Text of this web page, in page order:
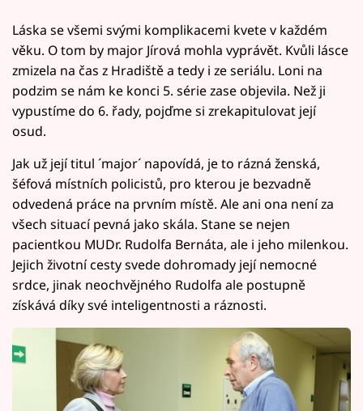
Láska se všemi svými komplikacemi kvete v každém
věku. O tom by major Jírová mohla vyprávět. Kvůli lásce
zmizela na čas z Hradiště a tedy i ze seriálu. Loni na
podzim se nám ke konci 5. série zase objevila. Než ji
vypustíme do 6. řady, pojďme si zrekapitulovat její
osud.
Jak už její titul ´major´ napovídá, je to rázná ženská,
šéfová místních policistů, pro kterou je bezvadně
odvedená práce na prvním místě. Ale ani ona není za
všech situací pevná jako skála. Stane se nejen
pacientkou MUDr. Rudolfa Bernáta, ale i jeho milenkou.
Jejich životní cesty svede dohromady její nemocné
srdce, jinak neochvějného Rudolfa ale postupně
získává díky své inteligentnosti a ráznosti.